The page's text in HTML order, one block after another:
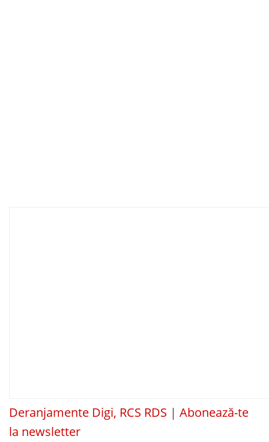
Deranjamente Digi, RCS RDS | Abonează-te
la newsletter